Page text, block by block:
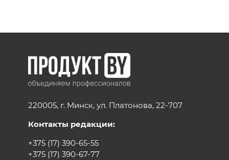
220005, г. Минск, ул. Платонова, 22-707
Контакты редакции:
+375 (17) 390-65-55
+375 (17) 390-67-77